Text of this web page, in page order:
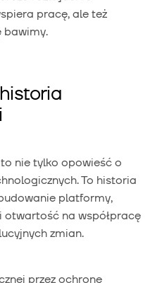
pracę, ale też
bawimy.
nie tylko opowieść o
To historia
platformy,
otwartość na współpracę
zmian.
przez ochronę